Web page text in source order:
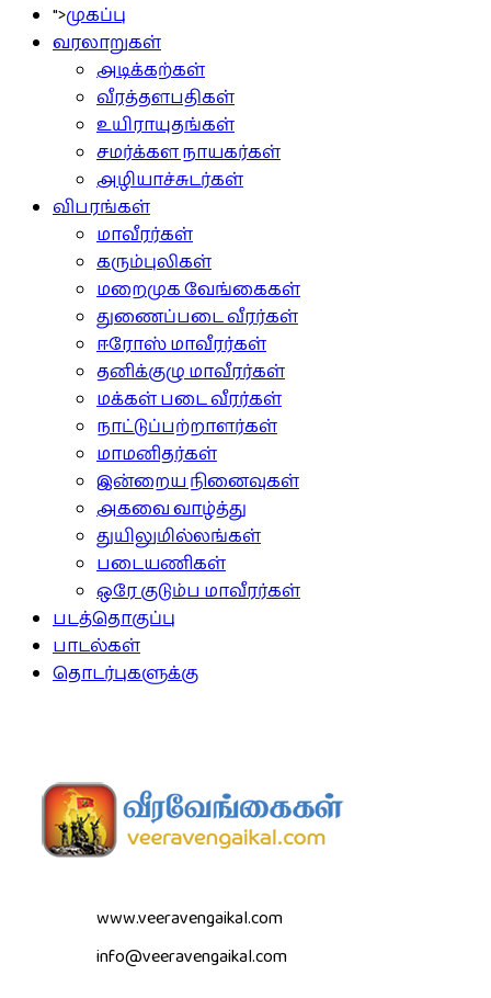
">முகப்பு
வரலாறுகள்
அடிக்கற்கள்
வீரத்தளபதிகள்
உயிராயுதங்கள்
சமர்க்கள நாயகர்கள்
அழியாச்சுடர்கள்
விபரங்கள்
மாவீரர்கள்
கரும்புலிகள்
மறைமுக வேங்கைகள்
துணைப்படை வீரர்கள்
ஈரோஸ் மாவீரர்கள்
தனிக்குழு மாவீரர்கள்
மக்கள் படை வீரர்கள்
நாட்டுப்பற்றாளர்கள்
மாமனிதர்கள்
இன்றைய நினைவுகள்
அகவை வாழ்த்து
துயிலுமில்லங்கள்
படையணிகள்
ஒரே குடும்ப மாவீரர்கள்
படத்தொகுப்பு
பாடல்கள்
தொடர்புகளுக்கு
www.veeravengaikal.com
info@veeravengaikal.com